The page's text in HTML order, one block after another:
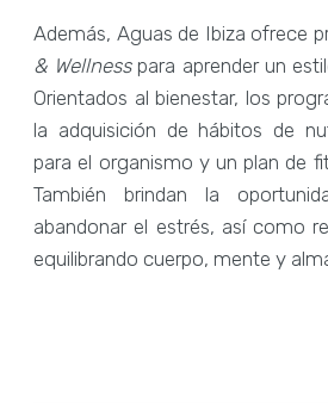
Además, Aguas de Ibiza ofrece
& Wellnesspara aprender un
Orientados al bienestar, los
la adquisición de hábitos de
para el organismo y un plan de
También brindan la
abandonar el estrés, así como
equilibrando cuerpo, mente y